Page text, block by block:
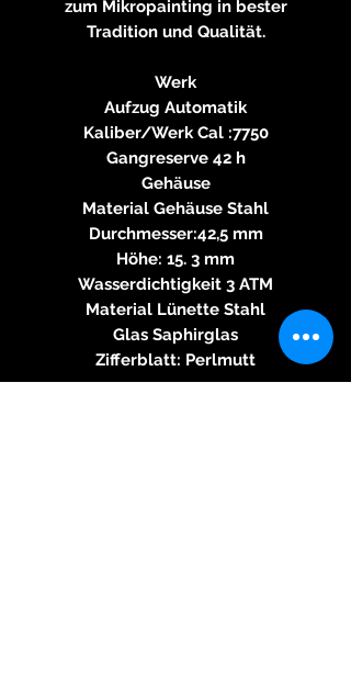
zum Mikropainting in bester
Tradition und Qualität.
Werk
Aufzug Automatik
Kaliber/Werk Cal :7750
Gangreserve 42 h
Gehäuse
Material Gehäuse Stahl
Durchmesser:42,5 mm
Höhe: 15. 3 mm
Wasserdichtigkeit 3 ATM
Material Lünette Stahl
Glas Saphirglas
Zifferblatt: Perlmutt